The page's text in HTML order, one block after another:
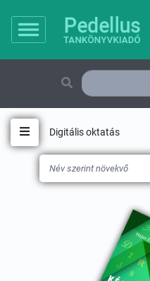
Toggle navigation
Digitális oktatás